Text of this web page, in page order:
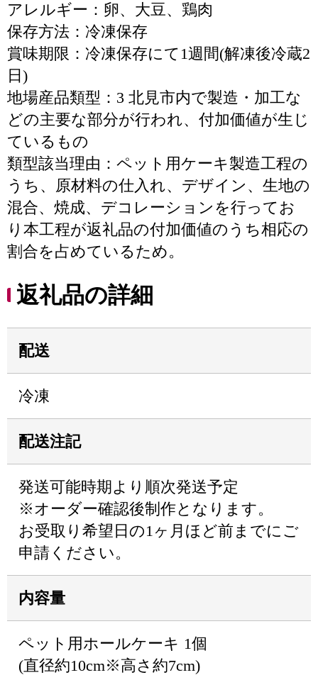
アレルギー：卵、大豆、鶏肉
保存方法：冷凍保存
賞味期限：冷凍保存にて1週間(解凍後冷蔵2
日)
地場産品類型：3 北見市内で製造・加工な
どの主要な部分が行われ、付加価値が生じ
ているもの
類型該当理由：ペット用ケーキ製造工程の
うち、原材料の仕入れ、デザイン、生地の
混合、焼成、デコレーションを行ってお
り本工程が返礼品の付加価値のうち相応の
割合を占めているため。
返礼品の詳細
配送
冷凍
配送注記
発送可能時期より順次発送予定
※オーダー確認後制作となります。
お受取り希望日の1ヶ月ほど前までにご
申請ください。
内容量
ペット用ホールケーキ 1個
(直径約10cm※高さ約7cm)